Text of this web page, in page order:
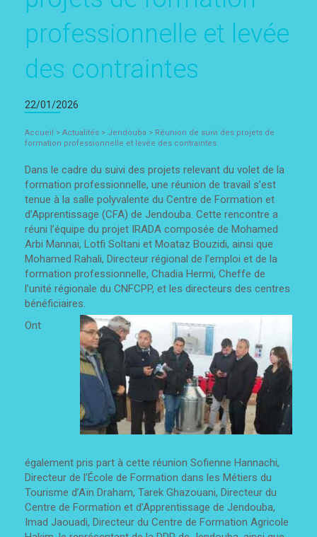
professionnelle et levée
des contraintes
22/01/2026
Accueil > Actualités > Jendouba > Réunion de suivi des projets de
formation professionnelle et levée des contraintes
Dans le cadre du suivi des projets relevant du volet de la
formation professionnelle, une réunion de travail s’est
tenue à la salle polyvalente du Centre de Formation et
d’Apprentissage (CFA) de Jendouba. Cette rencontre a
réuni l’équipe du projet IRADA composée de Mohamed
Arbi Mannai, Lotfi Soltani et Moataz Bouzidi, ainsi que
Mohamed Rahali, Directeur régional de l’emploi et de la
formation professionnelle, Chadia Hermi, Cheffe de
l’unité régionale du CNFCPP, et les directeurs des centres
bénéficiaires.
Ont
également pris part à cette réunion Sofienne Hannachi,
Directeur de l’École de Formation dans les Métiers du
Tourisme d’Aïn Draham, Tarek Ghazouani, Directeur du
Centre de Formation et d’Apprentissage de Jendouba,
Imad Jaouadi, Directeur du Centre de Formation Agricole